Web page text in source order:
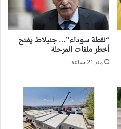
“نقطة سوداء”… جنبلاط يفتح
أخطر ملفات المرحلة
منذ 21 ساعة